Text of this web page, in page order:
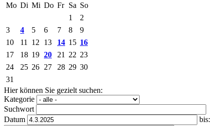
Mo Di Mi Do Fr Sa So
1
2
3
4 5 6 7 8
9
10
11 12 13 14 15 16
17
18 19 20 21 22 23
24
25 26 27 28 29 30
31
Hier können Sie gezielt suchen:
Kategorie
Suchwort
Datum
bis: